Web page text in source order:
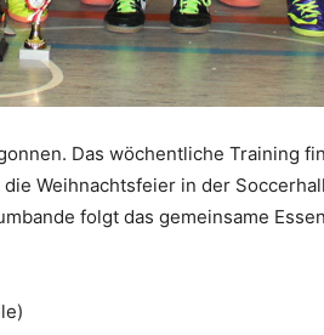
Das wöchentliche Training
Weihnachtsfeier in der
folgt das gemeinsame